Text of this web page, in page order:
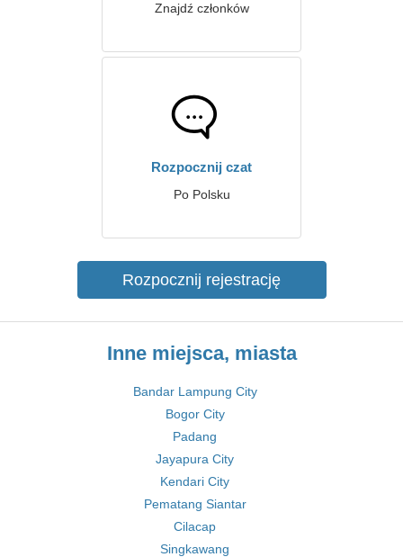
Znajdź członków
Rozpocznij czat
Po Polsku
Rozpocznij rejestrację
Inne miejsca, miasta
Bandar Lampung City
Bogor City
Padang
Jayapura City
Kendari City
Pematang Siantar
Cilacap
Singkawang